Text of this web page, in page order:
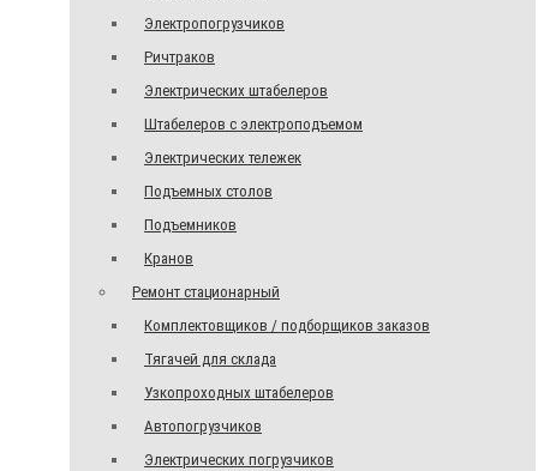
Электропогрузчиков
Ричтраков
Электрических штабелеров
Штабелеров с электроподъемом
Электрических тележек
Подъемных столов
Подъемников
Кранов
Ремонт стационарный
Комплектовщиков / подборщиков заказов
Тягачей для склада
Узкопроходных штабелеров
Автопогрузчиков
Электрических погрузчиков